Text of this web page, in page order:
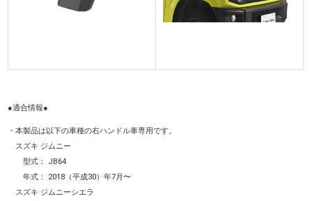
●適合情報●
・本製品は以下の車種の右ハンドル車専用です。
スズキ ジムニー
型式： JB64
年式： 2018（平成30）年7月〜
スズキ ジムニーシエラ